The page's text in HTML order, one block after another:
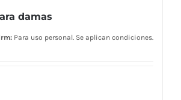
damas
Para uso personal. Se aplican condiciones.